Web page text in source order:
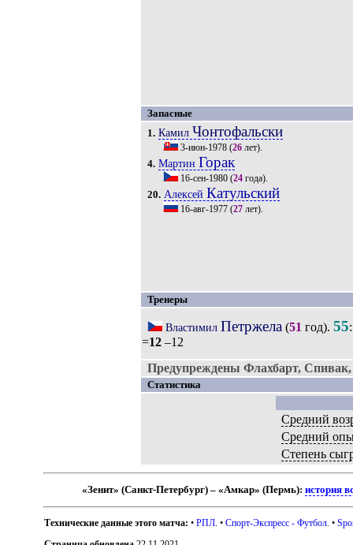
Запасные
1. Камил Чонтофальски
3-июн-1978(26лет).
4. Мартин Горак
16-сен-1980(24года).
20. Алексей Катульский
16-авг-1977(27лет).
Тренеры
Властимил Петржела (51 год). 55
=12 –12
Предупреждены Флахбарт,
Статистика
Средний
Средний
Степень
«Зенит» (Санкт-Петербург) – «Амкар» (Пермь):история
Технические данные этого матча: •РПЛ . •Спорт-Экспресс - Футбол . •